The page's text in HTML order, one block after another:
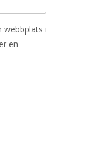
webbplats i
en